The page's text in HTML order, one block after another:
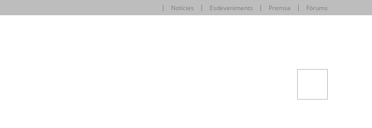
Notícies Esdeveniments Premsa Fòrums